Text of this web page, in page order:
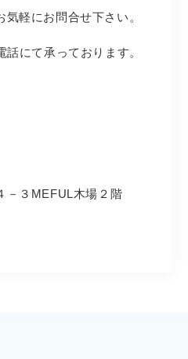
軽にお問合せ下さい。
話にて承っております。
－３ MEFUL木場２階